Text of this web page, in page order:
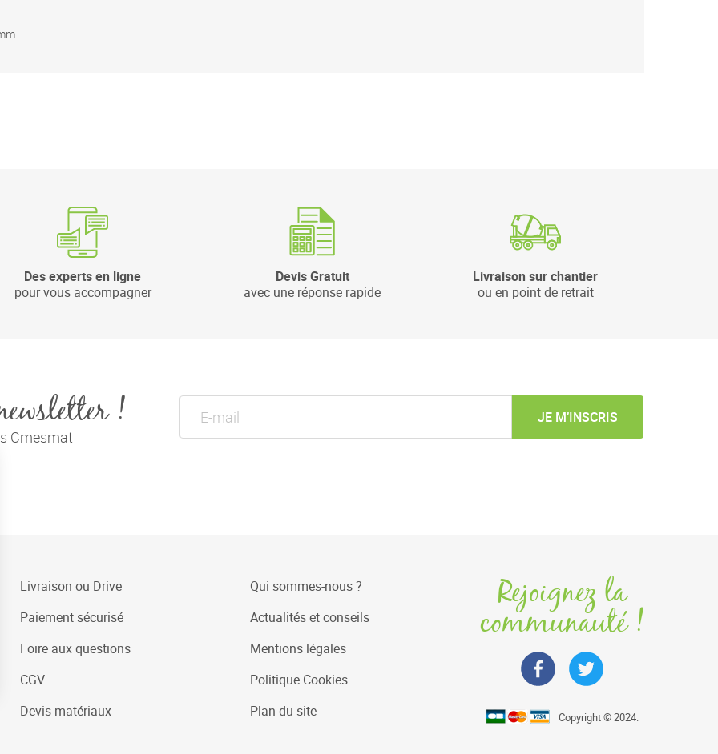
Des experts en ligne
pour vous accompagner
Devis Gratuit
avec une réponse rapide
Livraison sur chantier
ou en point de retrait
!
Cmesmat
JE M’INSCRIS
Livraison ou Drive
Paiement sécurisé
Foire aux questions
CGV
Devis matériaux
Qui sommes-nous ?
Actualités et conseils
Mentions légales
Politique Cookies
Plan du site
Rejoignez la
communauté !
Copyright © 2024.